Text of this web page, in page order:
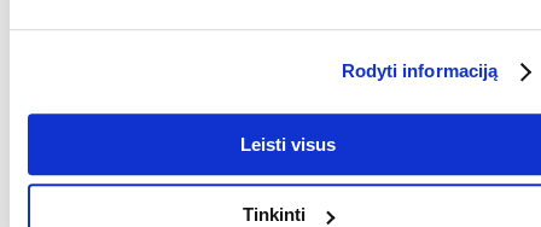
Rodyti informaciją
Leisti visus
Tinkinti
- 40 kg: apie 390 g per dieną
Šuns svoris: šlapias ir sausas maistas per dieną
- 5 kg: ne daugiau kaip 40 g + apie 140 g "Kenner" mėsos
- 10 kg: ne daugiau kaip 70 g + apie 235 g mėsos
- 25 kg: ne daugiau kaip 135 g + apie 460 g mėsos gaminių žinovams
- 40 kg: ne daugiau kaip 195 g + apie 650 g mėsos žinovo gaminio